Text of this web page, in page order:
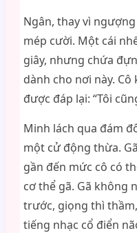
Ngân, thay vì
mép cười. Một cái
giây, nhưng chứa
dành cho nơi này.
được đáp lại: “Tôi
Minh lách qua đám
một cử động thừa.
gần đến mức cô có
cơ thể gã. Gã không
trước, giọng thì
tiếng nhạc cổ điển